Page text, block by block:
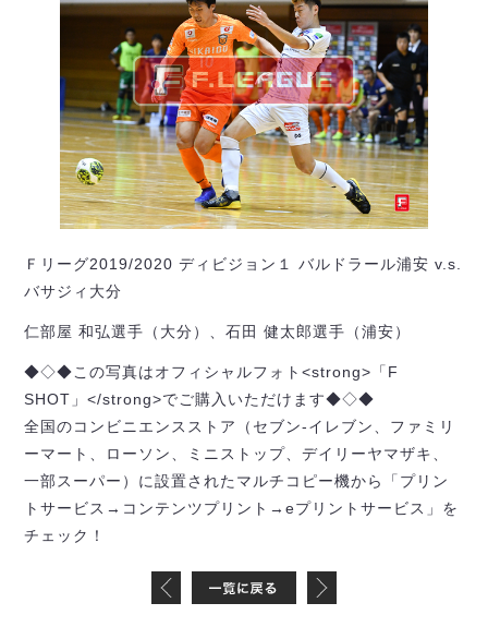
Ｆリーグ2019/2020 ディビジョン１ バルドラール浦安 v.s.
バサジィ大分
仁部屋 和弘選手（大分）、石田 健太郎選手（浦安）
◆◇◆この写真はオフィシャルフォト<strong>「F
SHOT」</strong>でご購入いただけます◆◇◆
全国のコンビニエンスストア（セブン-イレブン、ファミリ
ーマート、ローソン、ミニストップ、デイリーヤマザキ、
一部スーパー）に設置されたマルチコピー機から「プリン
トサービス→コンテンツプリント→eプリントサービス」を
チェック！